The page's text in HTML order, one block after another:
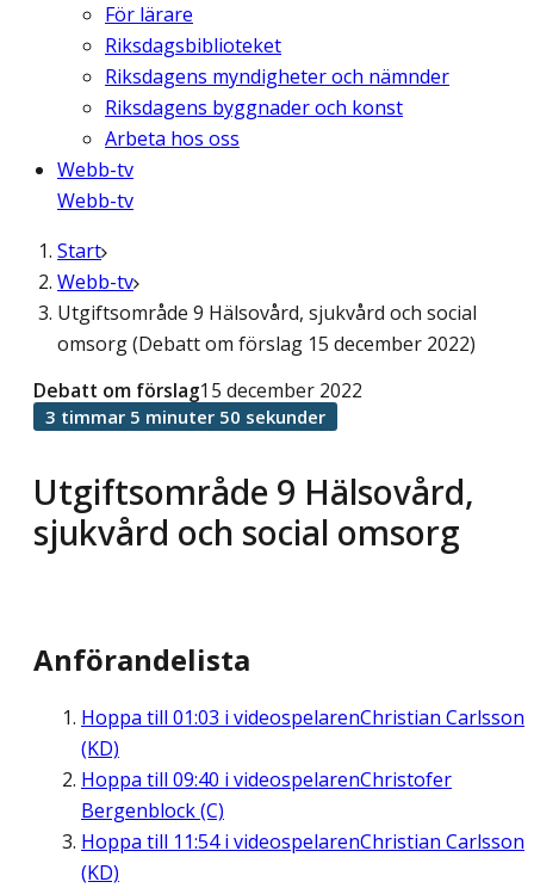
För lärare
Riksdagsbiblioteket
Riksdagens myndigheter och nämnder
Riksdagens byggnader och konst
Arbeta hos oss
Webb-tv
Webb-tv
Start
Webb-tv
Utgiftsområde 9 Hälsovård, sjukvård och social
omsorg (Debatt om förslag 15 december 2022)
Utgiftsområde 9 Hälsovård,
sjukvård och social omsorg
Debatt om förslag15 december 2022
3 timmar 5 minuter 50 sekunder
Anförandelista
Hoppa till 01:03 i videospelarenChristian Carlsson
(KD)
Hoppa till 09:40 i videospelarenChristofer
Bergenblock (C)
Hoppa till 11:54i videospelarenChristian Carlsson
(KD)